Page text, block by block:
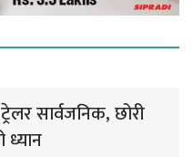
ट्रेलर सार्वजनिक, छोरी
ध्यान